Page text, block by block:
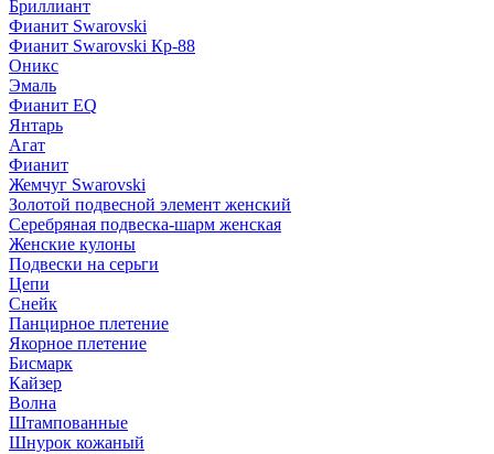
Бриллиант
Фианит Swarovski
Фианит Swarovski Кр-88
Оникс
Эмаль
Фианит EQ
Янтарь
Агат
Фианит
Жемчуг Swarovski
Золотой подвесной элемент женcкий
Серебряная подвеска-шарм женская
Женские кулоны
Подвески на серьги
Цепи
Снейк
Панцирное плетение
Якорное плетение
Бисмарк
Кайзер
Волна
Штампованные
Шнурок кожаный